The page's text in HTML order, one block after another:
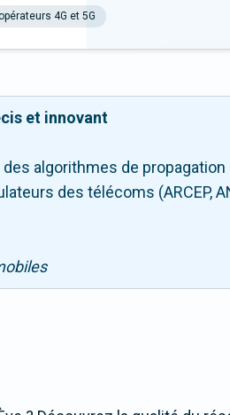
4G et 5G
et innovant
algorithmes de
des télécoms (ARCEP,